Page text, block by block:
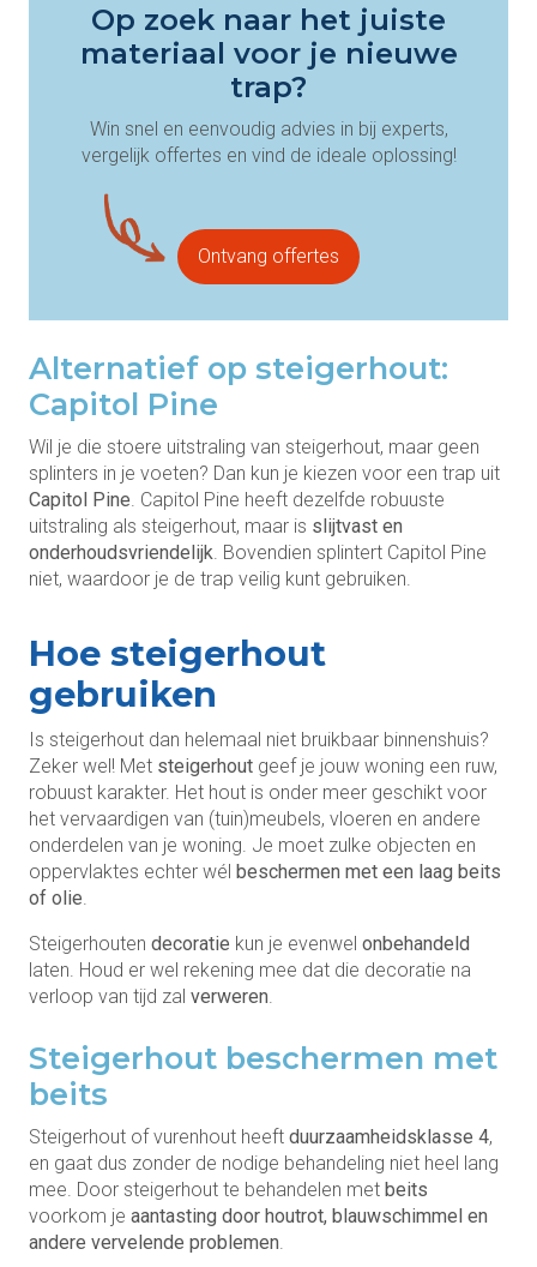
Op zoek naar het juiste
materiaal voor je nieuwe
trap?
Win snel en eenvoudig advies in bij experts,
vergelijk offertes en vind de ideale oplossing!
Ontvang offertes
Alternatief op steigerhout:
Capitol Pine
Wil je die stoere uitstraling van steigerhout, maar geen
splinters in je voeten? Dan kun je kiezen voor een trap uit
Capitol Pine . Capitol Pine heeft dezelfde robuuste
uitstraling als steigerhout, maar is slijtvast en
onderhoudsvriendelijk . Bovendien splintert Capitol Pine
niet, waardoor je de trap veilig kunt gebruiken.
Hoe steigerhout
gebruiken
Is steigerhout dan helemaal niet bruikbaar binnenshuis?
Zeker wel! Met steigerhout geef je jouw woning een ruw,
robuust karakter. Het hout is onder meer geschikt voor
het vervaardigen van (tuin)meubels, vloeren en andere
onderdelen van je woning. Je moet zulke objecten en
oppervlaktes echter wél beschermen met een laag beits
of olie
Steigerhouten decoratie kun je evenwel onbehandeld
laten. Houd er wel rekening mee dat die decoratie na
verloop van tijd zal verweren
Steigerhout beschermen met
beits
Steigerhout of vurenhout heeft duurzaamheidsklasse 4,
en gaat dus zonder de nodige behandeling niet heel lang
mee. Door steigerhout te behandelen met beits
voorkom je aantasting door houtrot, blauwschimmel en
andere vervelende problemen